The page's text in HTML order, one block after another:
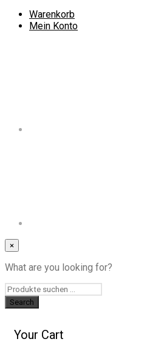
Warenkorb
Mein Konto
×
What are you looking for?
Your Cart